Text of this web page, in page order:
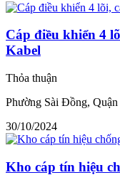
Cáp điều khiển 4
Kabel
Thỏa thuận
Phường Sài Đồng,
30/10/2024
Kho cáp tín hiệu